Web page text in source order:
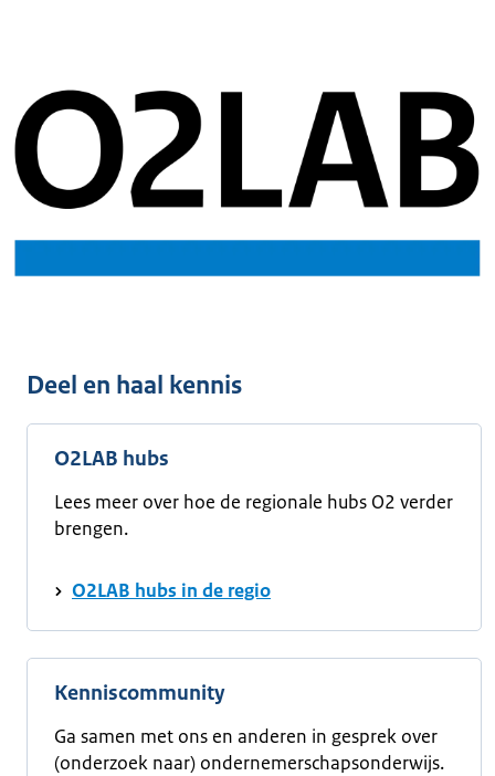
Deel en haal kennis
O2LAB hubs
Lees meer over hoe de regionale hubs O2 verder
brengen.
O2LAB hubs in de regio
Kenniscommunity
Ga samen met ons en anderen in gesprek over
(onderzoek naar) ondernemerschapsonderwijs.